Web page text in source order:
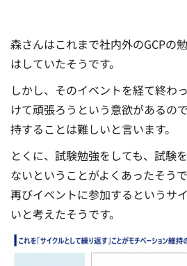
森さんはこれまで社内外のGCPの
はしていたそうです。
しかし、そのイベントを経て終わ
けて頑張ろうという意欲があるの
持することは難しいと言います。
とくに、試験勉強をしても、試験
ないということがよくあったそう
再びイベントに参加するというサ
いと考えたそうです。